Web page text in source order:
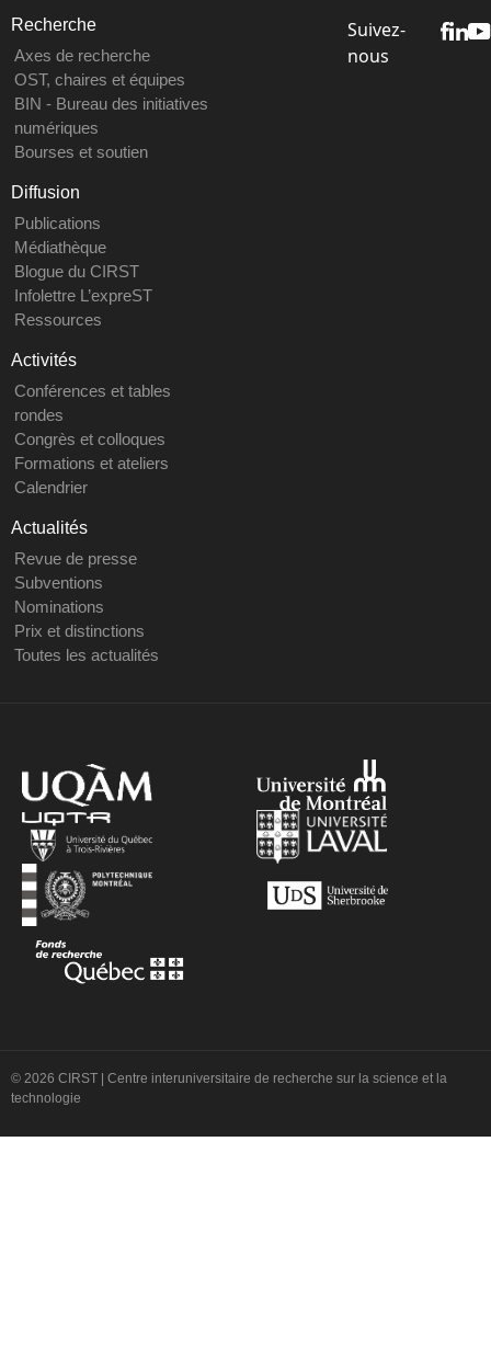
Recherche
Axes de recherche
OST, chaires et équipes
BIN - Bureau des initiatives
numériques
Bourses et soutien
Diffusion
Publications
Médiathèque
Blogue du CIRST
Infolettre L’expreST
Ressources
Activités
Conférences et tables
rondes
Congrès et colloques
Formations et ateliers
Calendrier
Actualités
Revue de presse
Subventions
Nominations
Prix et distinctions
Toutes les actualités
Suivez-
nous
© 2026 CIRST | Centre interuniversitaire de recherche sur la science et la
technologie